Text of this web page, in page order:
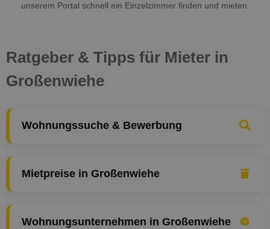
unserem Portal schnell ein Einzelzimmer finden und mieten.
Ratgeber & Tipps für Mieter in
Großenwiehe
Wohnungssuche & Bewerbung
Mietpreise in Großenwiehe
Wohnungsunternehmen in Großenwiehe